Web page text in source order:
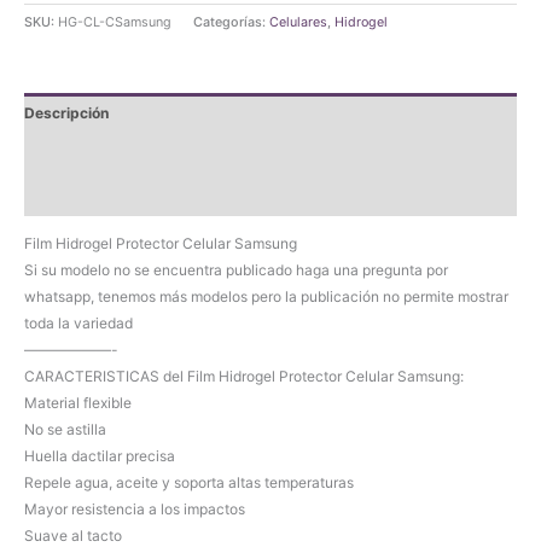
Protector
(Pag
1)
SKU: HG-CL-CSamsung Categorías: Celulares, Hidrogel
Descripción
Film Hidrogel Protector Celular Samsung
Si su modelo no se encuentra publicado haga una pregunta por
whatsapp, tenemos más modelos pero la publicación no permite mostrar
toda la variedad
——————-
CARACTERISTICAS del Film Hidrogel Protector Celular Samsung:
Material flexible
No se astilla
Huella dactilar precisa
Repele agua, aceite y soporta altas temperaturas
Mayor resistencia a los impactos
Suave al tacto